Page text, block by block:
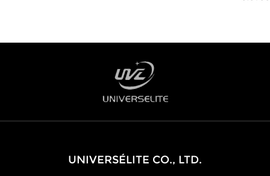
UNIVERSÉLITE CO., LTD.